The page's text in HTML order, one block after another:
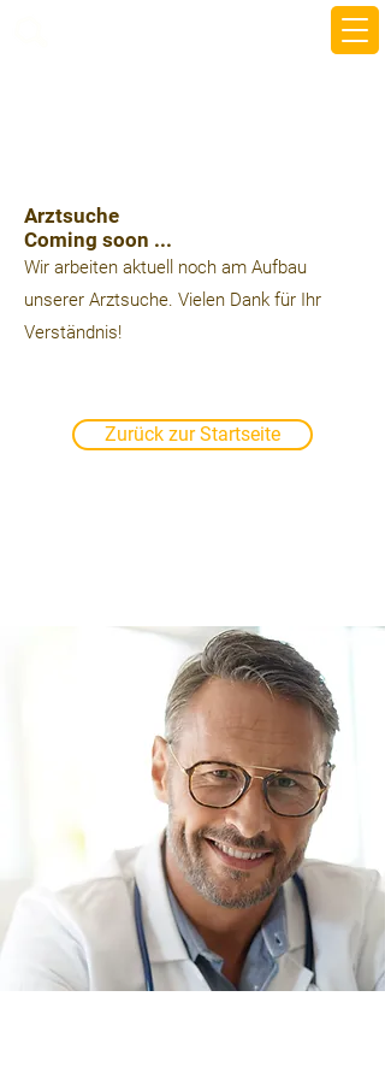
Arztsuche
Coming soon ...
Wir arbeiten aktuell noch am Aufbau
unserer Arztsuche. Vielen Dank für Ihr
Verständnis!
Zurück zur Startseite